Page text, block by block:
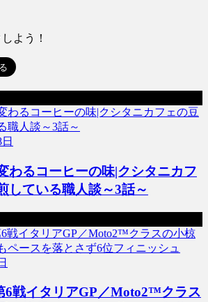
よう！
わるコーヒーの味|クシタニカフ
している職人談～3話～
戦イタリアGP／Moto2™クラス